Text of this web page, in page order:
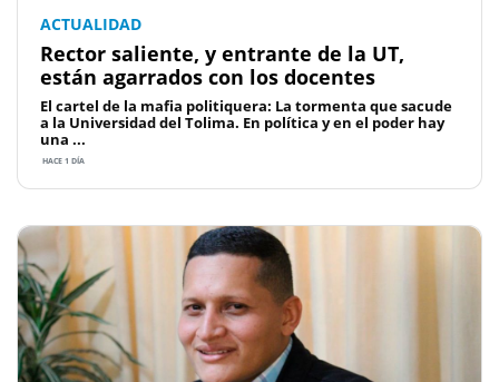
ACTUALIDAD
Rector saliente, y entrante de la UT,
están agarrados con los docentes
El cartel de la mafia politiquera: La tormenta que sacude
a la Universidad del Tolima. En política y en el poder hay
una ...
HACE 1 DÍA